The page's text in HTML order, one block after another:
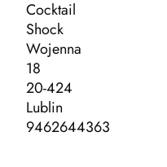
Cocktail
Shock
Wojenna
18
20-424
Lublin
9462644363